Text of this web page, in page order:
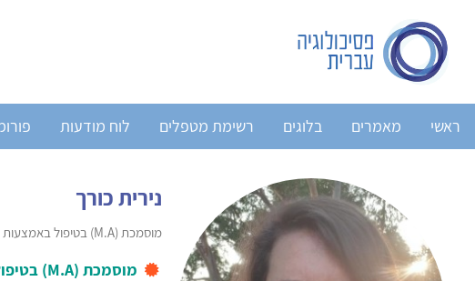
ראשי מאמרים בלוגים רשימת מטפלים לוח מודעות
נירית כורך
מוסמכת (M.A) בטיפול באמצעות אמנויות
מוסמכת (M.A) בטיפול באמצעות אמנויות